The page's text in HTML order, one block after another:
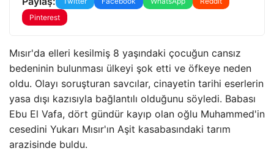
Pinterest
Mısır'da elleri kesilmiş 8 yaşındaki çocuğun cansız
bedeninin bulunması ülkeyi şok etti ve öfkeye neden
oldu. Olayı soruşturan savcılar, cinayetin tarihi eserlerin
yasa dışı kazısıyla bağlantılı olduğunu söyledi. Babası
Ebu El Vafa, dört gündür kayıp olan oğlu Muhammed'in
cesedini Yukarı Mısır'ın Aşit kasabasındaki tarım
arazisinde buldu.